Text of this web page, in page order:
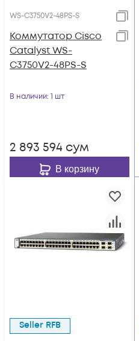
WS-C3750V2-48PS-S
Коммутатор Cisco
Catalyst WS-
C3750V2-48PS-S
В наличии: 1 шт
2 893 594 сум
В корзину
Seller RFB